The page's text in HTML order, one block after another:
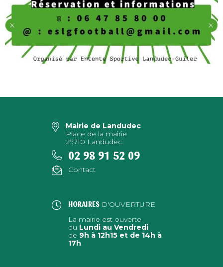
Mairie de Landudec
Place de la mairie
29710 Landudec
02 98 91 52 09
Contact
HORAIRES D'OUVERTURE
La mairie est ouverte
du Lundi au Vendredi
de 9h à 12h15 et de 14h à
17h